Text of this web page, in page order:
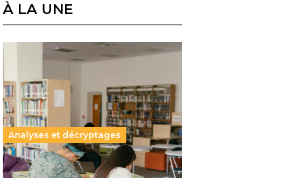
À LA UNE
Analyses et décryptages
Supérieur privé : une dérive